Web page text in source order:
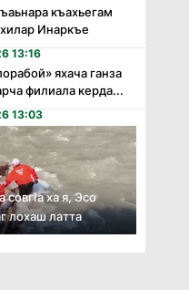
къахьегам
Инаркъе
13:16
яхача ганза
филиала керда...
13:03
совгӏа ха я, Эсо
лохаш латта